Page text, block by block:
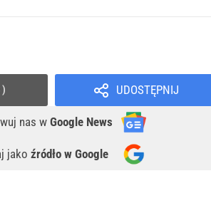
UDOSTĘPNIJ
nas w Google News
jako źródło w Google